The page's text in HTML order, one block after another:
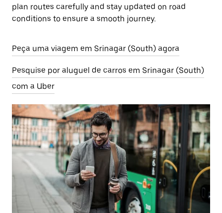
plan routes carefully and stay updated on road
conditions to ensure a smooth journey.
Peça uma viagem em Srinagar (South) agora
Pesquise por aluguel de carros em Srinagar (South)
com a Uber